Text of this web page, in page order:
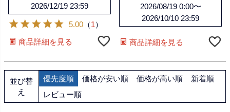
2026/12/19 23:59
5.00 （1）
商品詳細を見る
2026/08/19 0:00〜
2026/10/10 23:59
商品詳細を見る
並び替
え
優先度順 価格が安い順 価格が高い順
新着順
レビュー順